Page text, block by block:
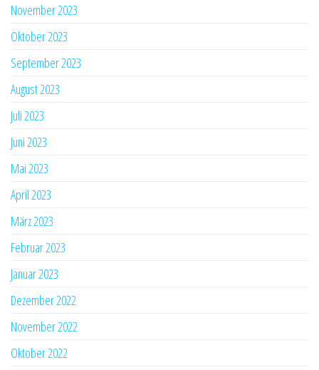
November 2023
Oktober 2023
September 2023
August 2023
Juli 2023
Juni 2023
Mai 2023
April 2023
März 2023
Februar 2023
Januar 2023
Dezember 2022
November 2022
Oktober 2022